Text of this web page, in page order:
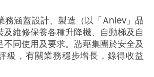
務涵蓋設計、製造（以「Anlev」品
維修保養各種升降機、自動梯及自
同使用及要求。憑藉集團於安全及
級，有關業務穩步增長，錄得收益